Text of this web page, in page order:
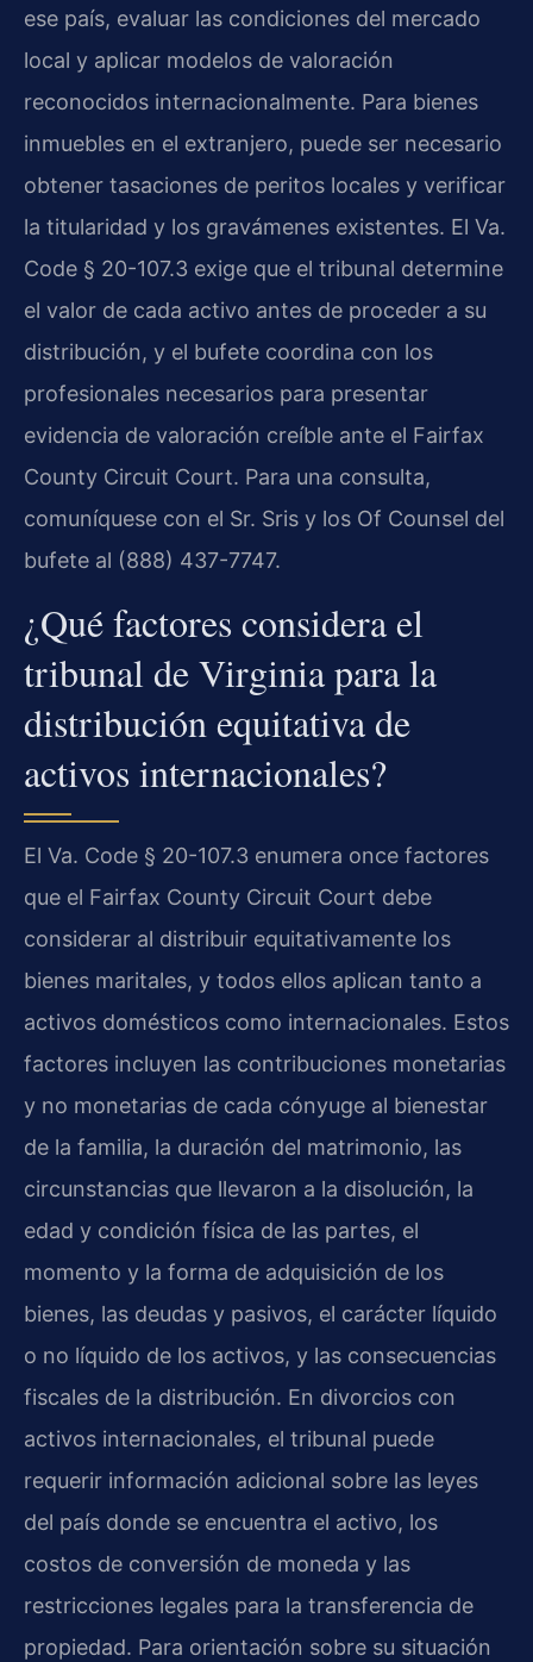
ese país, evaluar las condiciones del mercado
local y aplicar modelos de valoración
reconocidos internacionalmente. Para bienes
inmuebles en el extranjero, puede ser necesario
obtener tasaciones de peritos locales y verificar
la titularidad y los gravámenes existentes. El Va.
Code § 20-107.3 exige que el tribunal determine
el valor de cada activo antes de proceder a su
distribución, y el bufete coordina con los
profesionales necesarios para presentar
evidencia de valoración creíble ante el Fairfax
County Circuit Court. Para una consulta,
comuníquese con el Sr. Sris y los Of Counsel del
bufete al (888) 437-7747.
¿Qué factores considera el
tribunal de Virginia para la
distribución equitativa de
activos internacionales?
El Va. Code § 20-107.3 enumera once factores
que el Fairfax County Circuit Court debe
considerar al distribuir equitativamente los
bienes maritales, y todos ellos aplican tanto a
activos domésticos como internacionales. Estos
factores incluyen las contribuciones monetarias
y no monetarias de cada cónyuge al bienestar
de la familia, la duración del matrimonio, las
circunstancias que llevaron a la disolución, la
edad y condición física de las partes, el
momento y la forma de adquisición de los
bienes, las deudas y pasivos, el carácter líquido
o no líquido de los activos, y las consecuencias
fiscales de la distribución. En divorcios con
activos internacionales, el tribunal puede
requerir información adicional sobre las leyes
del país donde se encuentra el activo, los
costos de conversión de moneda y las
restricciones legales para la transferencia de
propiedad. Para orientación sobre su situación